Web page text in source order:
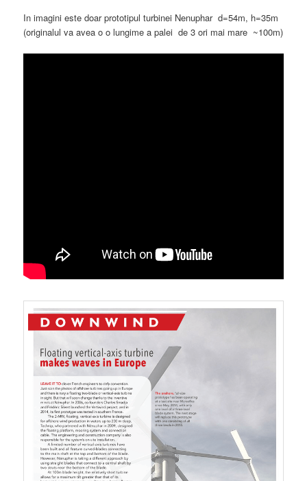
In imagini este doar prototipul turbinei Nenuphar d=54m, h=35m
(originalul va avea o o lungime a palei de 3 ori mai mare ~100m)